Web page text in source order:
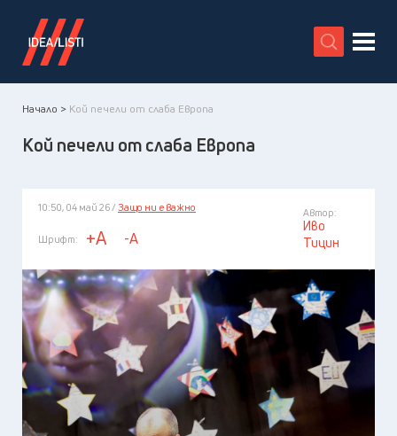
X
Начало > Кой печели от слаба Европа
Кой печели от слаба Европа
10:50, 04 май 26 / Защо ни е важно
Шрифт: +A -A
Автор:
Иво
Тицин